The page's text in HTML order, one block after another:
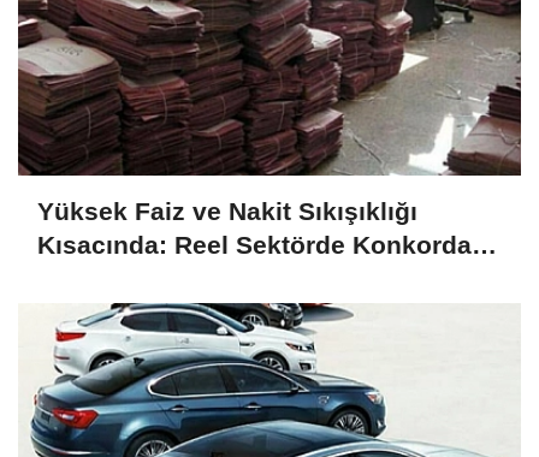
Yüksek Faiz ve Nakit Sıkışıklığı
Kısacında: Reel Sektörde Konkordato